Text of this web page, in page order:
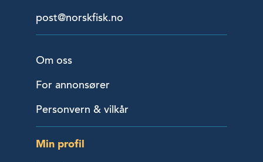
post@norskfisk.no
Om oss
For annonsører
Personvern & vilkår
Min profil